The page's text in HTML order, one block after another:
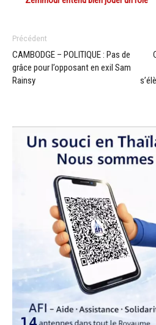
Précédent
CAMBODGE – POLITIQUE : Pas de
grâce pour l’opposant en exil Sam
Rainsy